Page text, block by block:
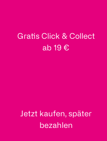
Gratis Click & Collect
ab 19 €
Jetzt kaufen, später
bezahlen